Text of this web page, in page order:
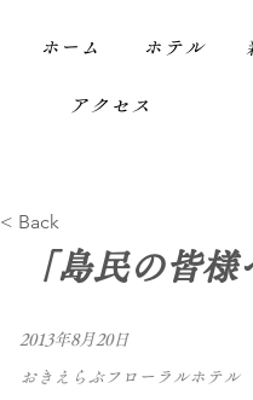
ホーム ホテル
アクセス
< Back
「島民の皆
2013年8月20日
おきえらぶフローラルホテル